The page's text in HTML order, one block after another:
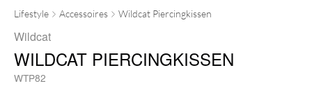
Lifestyle Accessoires Wildcat Piercingkissen
Wildcat
WILDCAT PIERCINGKISSEN
WTP82